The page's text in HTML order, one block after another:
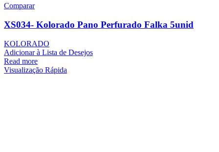
Comparar
XS034- Kolorado Pano Perfurado Falka 5unid
KOLORADO
Adicionar à Lista de Desejos
Read more
Visualização Rápida